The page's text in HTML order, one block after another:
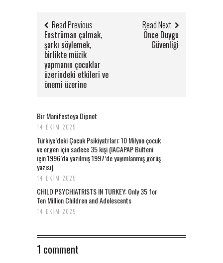
Read Previous
Enstrüman çalmak,
şarkı söylemek,
birlikte müzik
yapmanın çocuklar
üzerindeki etkileri ve
önemi üzerine
Read Next
Önce Duygu
Güvenliği
Bir Manifestoya Dipnot
14 EKIM 2025
Türkiye’deki Çocuk Psikiyatrları: 10 Milyon çocuk
ve ergen için sadece 35 kişi (IACAPAP Bülteni
için 1996’da yazılmış 1997’de yayımlanmış görüş
yazısı)
14 EKIM 2025
CHILD PSYCHIATRISTS IN TURKEY: Only 35 for
Ten Million Children and Adolescents
14 EKIM 2025
1 comment